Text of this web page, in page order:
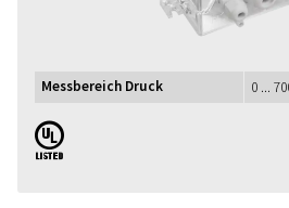
Messbereich Druck 0 ...
UL